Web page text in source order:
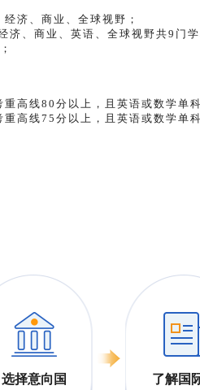
济、商业、全球视野；
、商业、英语、全球视野共9门
高线80分以上，且英语或数学单
高线75分以上，且英语或数学单
选择意向国
了解国